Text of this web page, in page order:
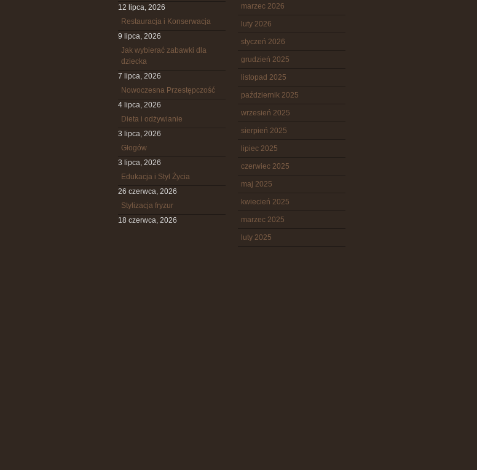
12 lipca, 2026
Restauracja i Konserwacja
9 lipca, 2026
Jak wybierać zabawki dla
dziecka
7 lipca, 2026
Nowoczesna Przestępczość
4 lipca, 2026
Dieta i odżywianie
3 lipca, 2026
Głogów
3 lipca, 2026
Edukacja i Styl Życia
26 czerwca, 2026
Stylizacja fryzur
18 czerwca, 2026
marzec 2026
luty 2026
styczeń 2026
grudzień 2025
listopad 2025
październik 2025
wrzesień 2025
sierpień 2025
lipiec 2025
czerwiec 2025
maj 2025
kwiecień 2025
marzec 2025
luty 2025